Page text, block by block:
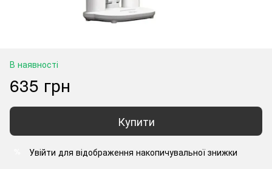
В наявності
635 грн
Купити
Увійти для відображення накопичувальної знижки